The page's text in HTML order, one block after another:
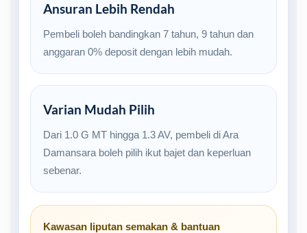
Ansuran Lebih Rendah
Pembeli boleh bandingkan 7 tahun, 9 tahun dan
anggaran 0% deposit dengan lebih mudah.
Varian Mudah Pilih
Dari 1.0 G MT hingga 1.3 AV, pembeli di Ara
Damansara boleh pilih ikut bajet dan keperluan
sebenar.
Kawasan liputan semakan & bantuan